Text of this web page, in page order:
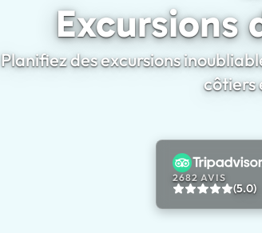
Excursions
Planifiez des excursions
côtiers
2682 AVIS
(5.0)